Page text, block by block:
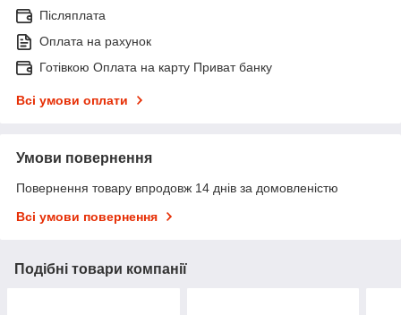
Післяплата
Оплата на рахунок
Готівкою Оплата на карту Приват банку
Всі умови оплати
Умови повернення
Повернення товару впродовж 14 днів за домовленістю
Всі умови повернення
Подібні товари компанії